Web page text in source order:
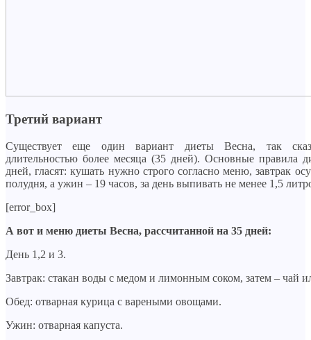
Третий вариант
Существует еще один вариант диеты Весна, так
длительностью более месяца (35 дней). Основные правила
дней, гласят: кушать нужно строго согласно меню, завтрак
полудня, а ужин – 19 часов, за день выпивать не менее 1,5
[error_box]
А вот и меню диеты Весна, рассчитанной на 35 дней:
День 1,2 и 3.
Завтрак: стакан воды с медом и лимонным соком, затем – чай
Обед: отварная курица с вареными овощами.
Ужин: отварная капуста.